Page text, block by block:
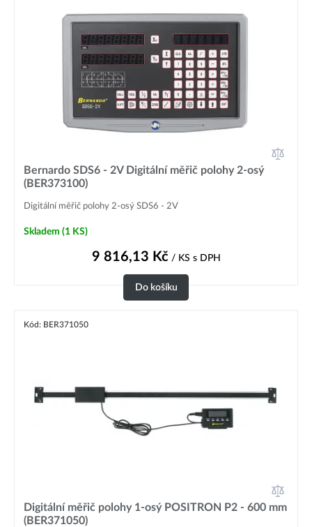
Bernardo SDS6 - 2V Digitální měřič polohy 2-osý
(BER373100)
Digitální měřič polohy 2-osý SDS6 - 2V
Skladem (1 KS)
9 816,13 Kč/ KS s DPH
Do košíku
Kód: BER371050
Digitální měřič polohy 1-osý POSITRON P2 - 600 mm
(BER371050)